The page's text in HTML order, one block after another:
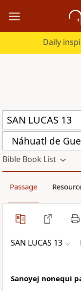
Daily
Náhuatl de
Bible Book List
Passage
SAN LUCAS 13
Sanoyej nonequi